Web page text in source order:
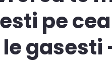
pe
gasesti